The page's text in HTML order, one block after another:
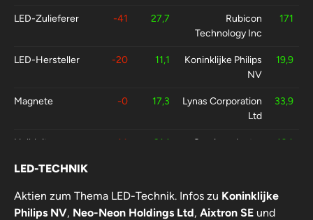
LED-Zulieferer -41 27,7
Rubicon
Technology Inc
171
LED-Hersteller -20 11,1
Koninklijke Philips
NV
19,9
Magnete -0 17,3
Lynas Corporation
Ltd
33,9
Halbleiter -14 31,1
Semiconductor
104
Supraleitung -18 -
American
Superconductor
61,9
LED-TECHNIK
Aktien zum Thema LED-Technik. Infos zu Koninklijke
Philips NV, Neo-Neon Holdings Ltd, Aixtron SE und